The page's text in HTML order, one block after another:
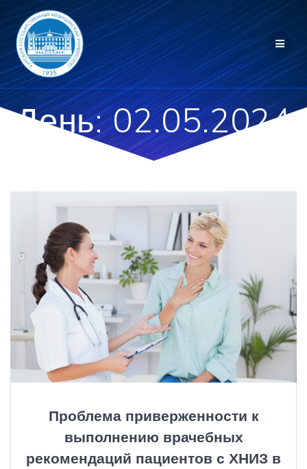
Перейти
контенту
День:02.05.2024
Проблема приверженности к
выполнению врачебных
рекомендаций пациентов с ХНИЗ в